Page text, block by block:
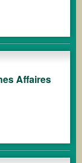
Affaires